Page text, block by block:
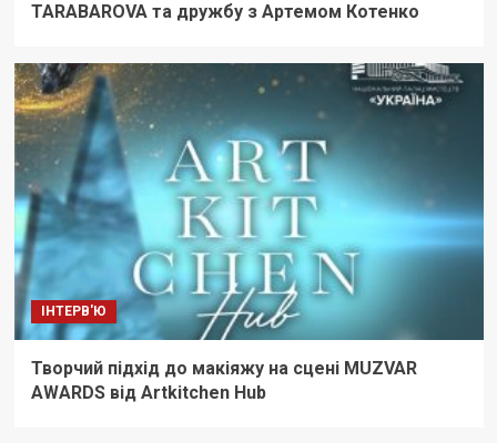
TARABAROVA та дружбу з Артемом Котенко
ІНТЕРВ'Ю
Творчий підхід до макіяжу на сцені MUZVAR
AWARDS від Artkitchen Hub